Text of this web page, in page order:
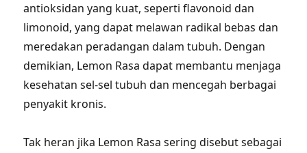
antioksidan yang kuat, seperti flavonoid dan
limonoid, yang dapat melawan radikal bebas dan
meredakan peradangan dalam tubuh. Dengan
demikian, Lemon Rasa dapat membantu menjaga
kesehatan sel-sel tubuh dan mencegah berbagai
penyakit kronis.
Tak heran jika Lemon Rasa sering disebut sebagai